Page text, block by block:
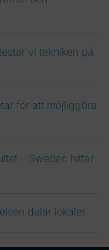
vi tekniken på
för att möjliggöra
– Swedac hittar
delar lokaler